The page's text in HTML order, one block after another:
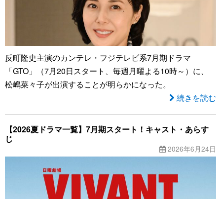
反町隆史主演のカンテレ・フジテレビ系7月期ドラマ
「GTO」（7月20日スタート、毎週月曜よる10時～）に、
松嶋菜々子が出演することが明らかになった。
続きを読む
【2026夏ドラマ一覧】7月期スタート！キャスト・あらす
じ
2026年6月24日